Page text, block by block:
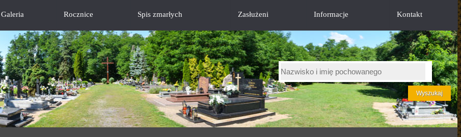
Galeria Rocznice Spis zmarłych Zasłużeni Informacje Kontakt